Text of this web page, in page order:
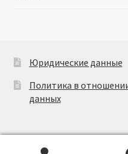
Юридические данные
Политика в
данных